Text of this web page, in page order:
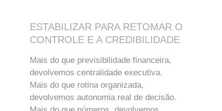
ESTABILIZAR PARA RETOMAR O
CONTROLE E A CREDIBILIDADE
Mais do que previsibilidade financeira,
devolvemos centralidade executiva.
Mais do que rotina organizada,
devolvemos autonomia real de decisão.